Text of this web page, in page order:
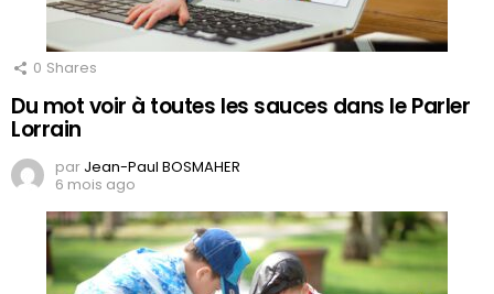
0 Shares
Du mot voir à toutes les sauces dans le Parler
Lorrain
par Jean-Paul BOSMAHER
6 mois ago